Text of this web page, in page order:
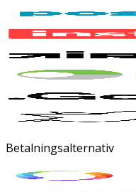
Betalningsalternativ